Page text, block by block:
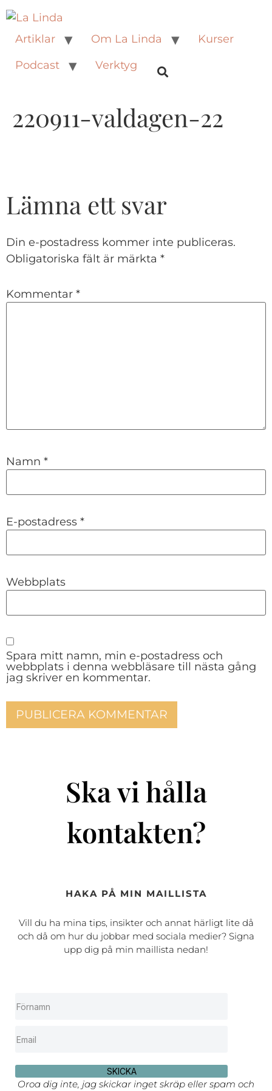
Artiklar Om La Linda
Kurser
Podcast
Verktyg
220911-valdagen-22
Lämna ett svar
Din e-postadress kommer inte publiceras.
Obligatoriska fält är märkta *
Kommentar *
Namn *
E-postadress *
Webbplats
Spara mitt namn, min e-postadress och
webbplats i denna webbläsare till nästa gång
jag skriver en kommentar.
Ska vi hålla
kontakten?
HAKA PÅ MIN MAILLISTA
Vill du ha mina tips, insikter och annat härligt lite då
och då om hur du jobbar med sociala medier? Signa
upp dig på min maillista nedan!
SKICKA
Oroa dig inte, jag skickar inget skräp eller spam och